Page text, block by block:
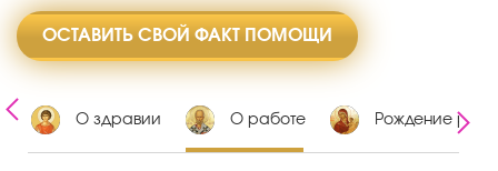
ОСТАВИТЬ СВОЙ ФАКТ ПОМОЩИ
О здравии О работе Рождение